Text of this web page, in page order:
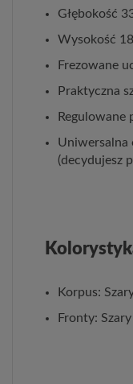
Głębokość
Wysokość
Frezowane
Praktyczna
Regulowane
Uniwersalna
(decydujesz
Korpus:
Fronty: